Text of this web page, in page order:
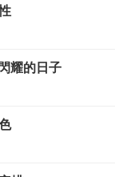
耀的日子
色